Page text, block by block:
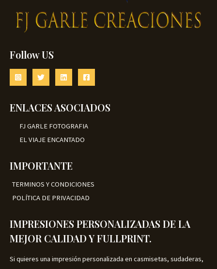
Follow US
ENLACES ASOCIADOS
FJ GARLE FOTOGRAFIA
EL VIAJE ENCANTADO
IMPORTANTE
TERMINOS Y CONDICIONES
POLÍTICA DE PRIVACIDAD
IMPRESIONES PERSONALIZADAS DE LA
MEJOR CALIDAD Y FULLPRINT.
Si quieres una impresión personalizada en casmisetas, sudaderas,